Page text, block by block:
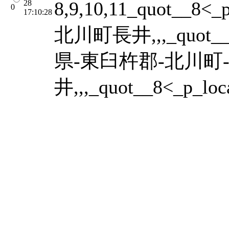
0
28
17:10:28
北川町長井
県-東臼杵郡-北川町
井